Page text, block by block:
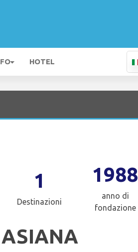
HOTEL
1
Destinazioni
1988
anno di
fondazione
ASIANA